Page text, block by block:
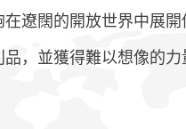
遼闊的開放世界中展開
，並獲得難以想像的力